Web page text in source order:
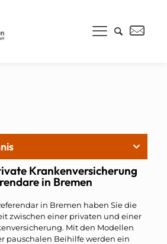
Krankenversicherung
in Bremen
in Bremen haben Sie die
zwischen einer privaten und einer
Mit den Modellen
pauschalen Beihilfe werden ein